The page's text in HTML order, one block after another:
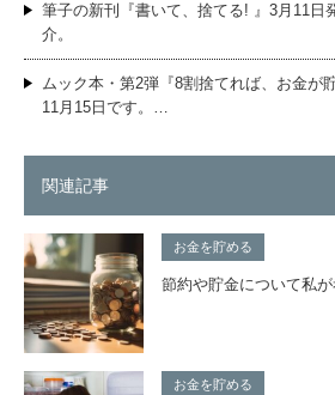
筆子の新刊『書いて、捨てる! 』3月11日
介。
ムック本・第2弾『8割捨てれば、お金が
11月15日です。…
関連記事
お金を貯める
節約や貯金について私が
お金を貯める